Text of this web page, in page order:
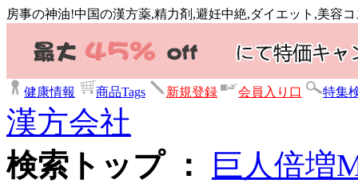
房事の神油!中国の漢方薬,精力剤,避妊中絶,ダイエット,美容
健康情報 商品Tags 新規登録 会員入り口 特集
漢方会社
検索トップ ：
巨人倍増